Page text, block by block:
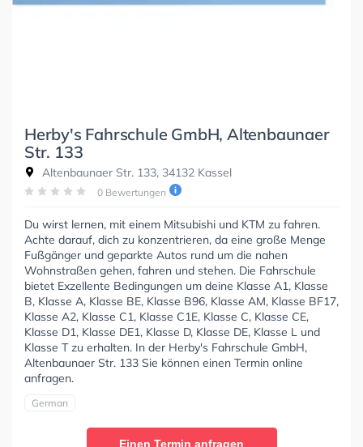
Herby's Fahrschule GmbH, Altenbaunaer
Str. 133
Altenbaunaer Str. 133, 34132 Kassel
0 Bewertungen
Du wirst lernen, mit einem Mitsubishi und KTM zu fahren.
Achte darauf, dich zu konzentrieren, da eine große Menge
Fußgänger und geparkte Autos rund um die nahen
Wohnstraßen gehen, fahren und stehen. Die Fahrschule
bietet Exzellente Bedingungen um deine Klasse A1, Klasse
B, Klasse A, Klasse BE, Klasse B96, Klasse AM, Klasse BF17,
Klasse A2, Klasse C1, Klasse C1E, Klasse C, Klasse CE,
Klasse D1, Klasse DE1, Klasse D, Klasse DE, Klasse L und
Klasse T zu erhalten. In der Herby's Fahrschule GmbH,
Altenbaunaer Str. 133 Sie können einen Termin online
anfragen.
German
Einen Termin anfragen